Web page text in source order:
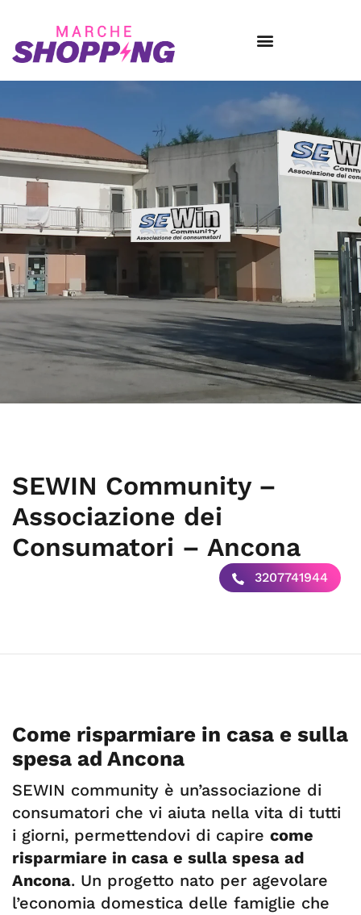
SEWIN Community –
Associazione dei
Consumatori – Ancona
3207741944
Come risparmiare in casa e sulla
spesa ad Ancona
SEWIN community è un’associazione di
consumatori che vi aiuta nella vita di tutti
i giorni, permettendovi di capire come
risparmiare in casa e sulla spesa ad
Ancona. Un progetto nato per agevolare
l’economia domestica delle famiglie che